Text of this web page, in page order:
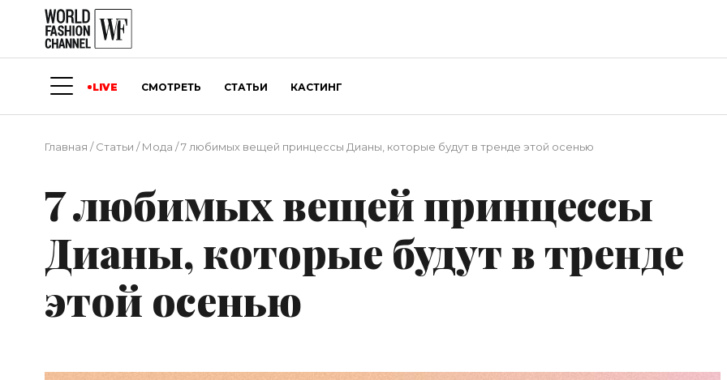
LIVE СМОТРЕТЬ СТАТЬИ КАСТИНГ
Главная /Статьи /Мода /7 любимых вещей принцессы Дианы, которые будут в тренде этой осенью
7 любимых вещей принцессы
Дианы, которые будут в тренде
этой осенью